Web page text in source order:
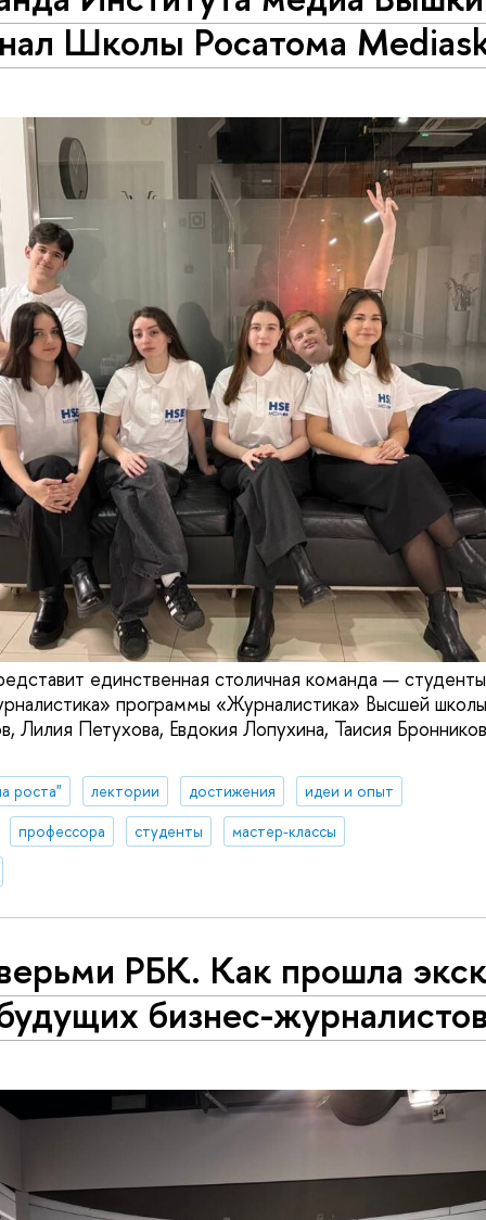
Школы Росатома
единственная столичная команда —
программы «Журналистика» Высшей
Лилия Петухова, Евдокия Лопухина, Таисия
роста" лектории достижения
идеи и опыт
профессора
студенты мастер-классы
РБК. Как прошла
бизнес-